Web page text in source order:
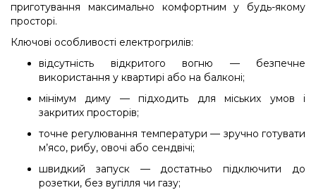
приготування максимально комфортним у будь-якому
просторі.
Ключові особливості електрогрилів:
відсутність відкритого вогню — безпечне
використання у квартирі або на балконі;
мінімум диму — підходить для міських умов і
закритих просторів;
точне регулювання температури — зручно готувати
м’ясо, рибу, овочі або сендвічі;
швидкий запуск — достатньо підключити до
розетки, без вугілля чи газу;